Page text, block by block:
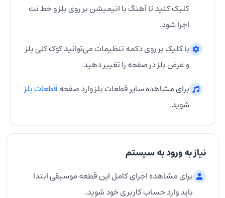
کلیک کنید تا آهنگ با انیمیشن بر رویبلزو خط نت
اجرا شود.
با کلیک بر روی دکمه تنظیمات می‌توانید کوک کلیبلز
و عرضبلزدر صفحه را تغییر دهید.
برای مشاهده سایر قطعاتبلزوارد صفحهقطعاتبلز
شوید.
نیاز به ورود به سیستم
برای مشاهده اجرای کامل این قطعه موسیقی ابتدا
باید وارد حساب کاربری خود شوید.